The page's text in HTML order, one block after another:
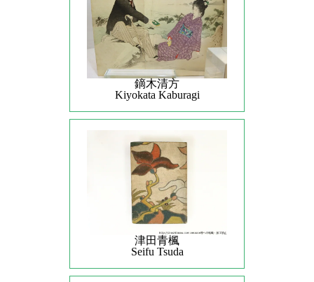
鏑木清方
Kiyokata Kaburagi
津田青楓
Seifu Tsuda